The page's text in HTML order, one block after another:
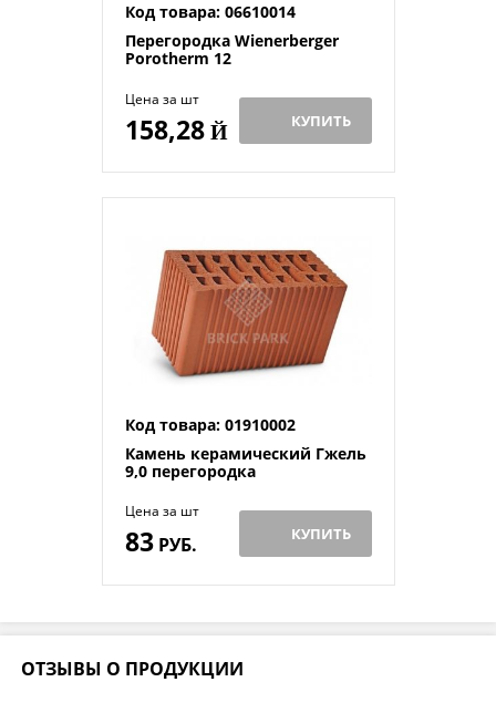
Код товара: 06610014
Перегородка Wienerberger
Porotherm 12
Цена за шт
158,28Й КУПИТЬ
Код товара: 01910002
Камень керамический Гжель
9,0 перегородка
Цена за шт
83РУБ. КУПИТЬ
ОТЗЫВЫ О ПРОДУКЦИИ